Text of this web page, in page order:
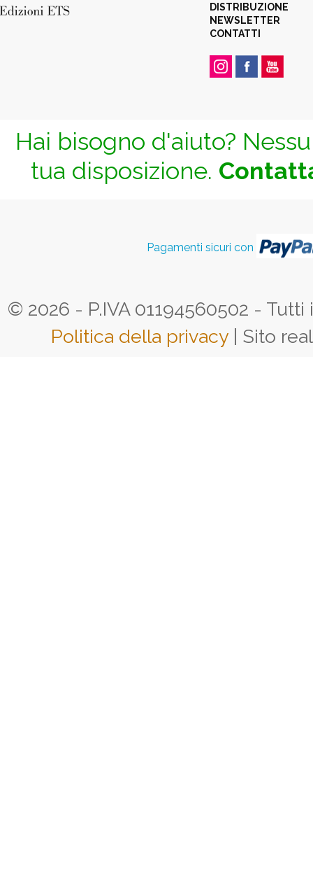
DISTRIBUZIONE
NEWSLETTER
CONTATTI
Hai bisogno d'aiuto?
tua disposizione.
Pagamenti sicuri con
© 2026 - P.IVA 01194560502 -
Politica della privacy | Sito